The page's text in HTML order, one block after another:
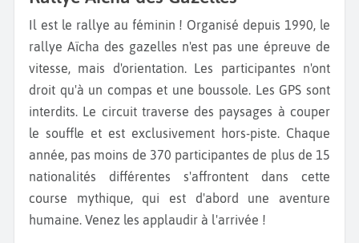
Il est le rallye au féminin ! Organisé depuis 1990, le
rallye Aïcha des gazelles n'est pas une épreuve de
vitesse, mais d'orientation. Les participantes n'ont
droit qu'à un compas et une boussole. Les GPS sont
interdits. Le circuit traverse des paysages à couper
le souffle et est exclusivement hors-piste. Chaque
année, pas moins de 370 participantes de plus de 15
nationalités différentes s'affrontent dans cette
course mythique, qui est d'abord une aventure
humaine. Venez les applaudir à l'arrivée !